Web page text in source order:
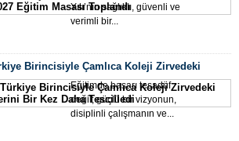
Yılı’nın sağlıklı, güvenli ve
verimli bir...
Birincisiyle Çamlıca Koleji Zirvedeki
Bir Kez Daha TescillediEğitimde başarı tesadüf
değil; güçlü bir vizyonun,
disiplinli çalışmanın ve...